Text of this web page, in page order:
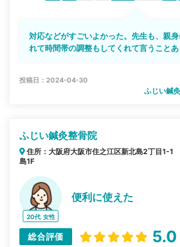
対応などがすごいよかった。先生も、親
れて時間帯の調整もしてくれて言うことあ
投稿日：2024-04-30
ふじい鍼
ふじい鍼灸整骨院
住所：大阪府大阪市住之江区新北島2丁目1-1
島1F
20代 女性
便利に使えた
総合評価 5.0